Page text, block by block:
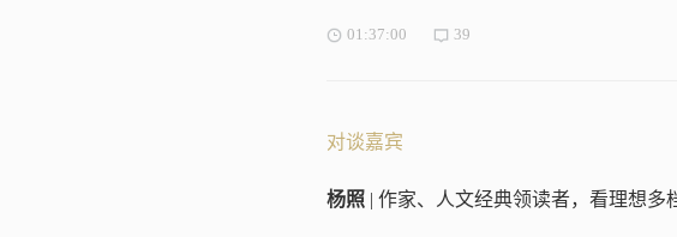
01:37:00 39
对谈嘉宾
杨照 | 作家、人文经典领读者，看理想多